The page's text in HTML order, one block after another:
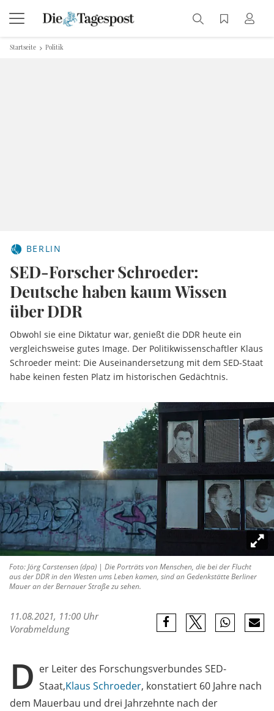
Startseite Politik
BERLIN
SED-Forscher Schroeder:
Deutsche haben kaum Wissen
über DDR
Obwohl sie eine Diktatur war, genießt die DDR heute ein
vergleichsweise gutes Image. Der Politikwissenschaftler Klaus
Schroeder meint: Die Auseinandersetzung mit dem SED-Staat
habe keinen festen Platz im historischen Gedächtnis.
Foto: Jörg Carstensen (dpa) | Die Porträts von Menschen, die bei der Flucht
aus der DDR in den Westen ums Leben kamen, sind an Gedenkstätte Berliner
Mauer an der Bernauer Straße zu sehen.
11.08.2021, 11:00 Uhr
Vorabmeldung
D er Leiter des Forschungsverbundes SED-
Staat,Klaus Schroeder, konstatiert 60 Jahre nach
dem Mauerbau und drei Jahrzehnte nach der